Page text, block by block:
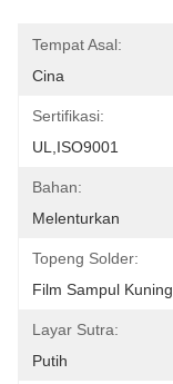
Tempat Asal:
Cina
Sertifikasi:
UL,ISO9001
Bahan:
Melenturkan
Topeng Solder:
Film Sampul Kuning
Layar Sutra:
Putih